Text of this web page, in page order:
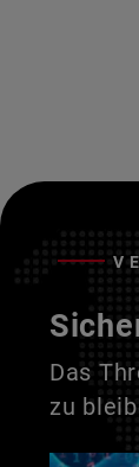
Das
zu